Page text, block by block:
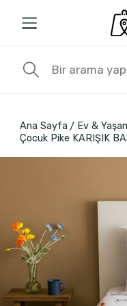
Ana Sayfa Ev &
Çocuk Pike KARIŞIK